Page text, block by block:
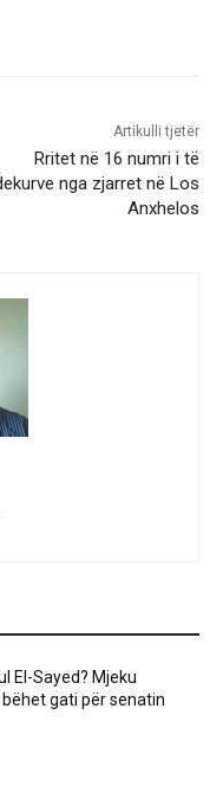
Artikulli tjetër
Rritet në 16 numri i të
nga zjarret në Los
Anxhelos
El-Sayed? Mjeku
gati për senatin